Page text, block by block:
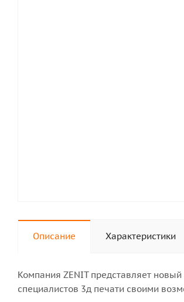
Описание Характеристики
Компания ZENIT представляет
специалистов 3д печати своими